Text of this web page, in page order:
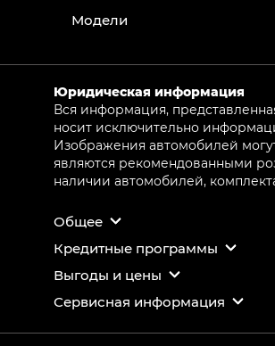
Модели
Юридическая информация
Вся информация,
носит исключительно
Изображения автомобилей
являются рекомендованными
наличии автомобилей,
Общее
Кредитные программы
Выгоды и цены
Сервисная информация